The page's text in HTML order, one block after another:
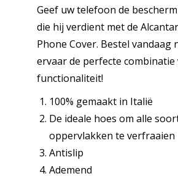
Geef uw telefoon de
die hij verdient met de
Phone Cover. Bestel vandaag
ervaar de perfecte combinatie
functionaliteit!
100% gemaakt in Italië
De ideale hoes om alle
oppervlakken te verfraaien
Antislip
Ademend